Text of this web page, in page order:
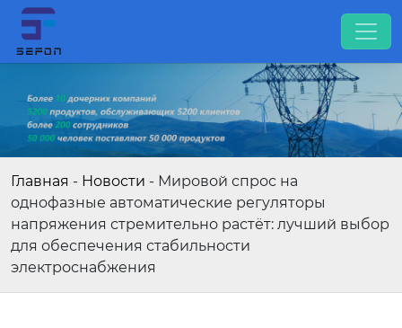
Главная - Новости - Мировой спрос на
однофазные автоматические регуляторы
напряжения стремительно растёт: лучший выбор
для обеспечения стабильности
электроснабжения